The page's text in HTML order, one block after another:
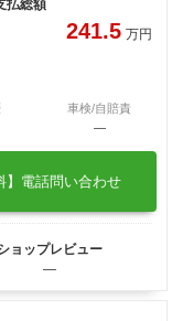
払総額
241.5 万円
車検/自賠責
―
】電話問い合わせ
ョップレビュー
―